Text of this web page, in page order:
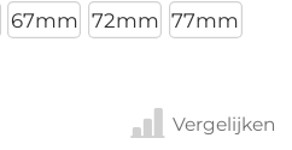
67mm 72mm 77mm
Vergelijken